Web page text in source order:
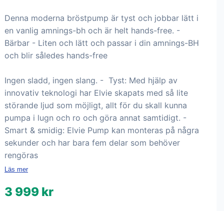
Denna moderna bröstpump är tyst och jobbar lätt i
en vanlig amnings-bh och är helt hands-free. -
Bärbar - Liten och lätt och passar i din amnings-BH
och blir således hands-free
Ingen sladd, ingen slang. - Tyst: Med hjälp av
innovativ teknologi har Elvie skapats med så lite
störande ljud som möjligt, allt för du skall kunna
pumpa i lugn och ro och göra annat samtidigt. -
Smart & smidig: Elvie Pump kan monteras på några
sekunder och har bara fem delar som behöver
rengöras
Läs mer
3 999 kr